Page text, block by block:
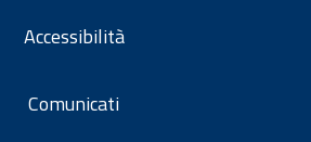
Accessibilità
Comunicati